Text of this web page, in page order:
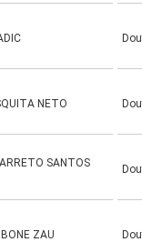
NETO
SANTOS
ZAU